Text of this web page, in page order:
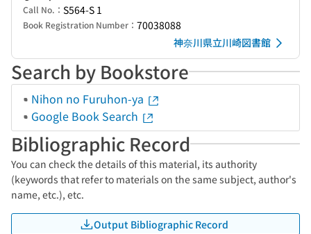
Call No.： S564-S 1
Book Registration Number： 70038088
神奈川県立川崎図書館
Search by Bookstore
Nihon no Furuhon-ya
Google Book Search
Bibliographic Record
You can check the details of this material, its authority
(keywords that refer to materials on the same subject, author's
name, etc.), etc.
Output Bibliographic Record